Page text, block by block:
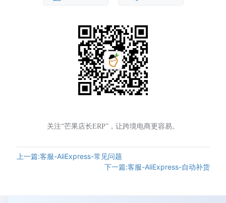
关注“芒果店长ERP”，让跨境电商更容易。
上一篇:客服-AliExpress-常见问题
下一篇:客服-AliExpress-自动补货